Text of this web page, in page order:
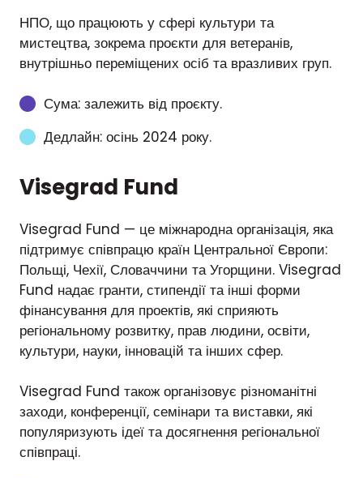
НПО, що працюють у сфері культури та
мистецтва, зокрема проєкти для ветеранів,
внутрішньо переміщених осіб та вразливих груп.
Сума: залежить від проєкту.
Дедлайн: осінь 2024 року.
Visegrad Fund
Visegrad Fund — це міжнародна організація, яка
підтримує співпрацю країн Центральної Європи:
Польщі, Чехії, Словаччини та Угорщини. Visegrad
Fund надає гранти, стипендії та інші форми
фінансування для проектів, які сприяють
регіональному розвитку, прав людини, освіти,
культури, науки, інновацій та інших сфер.
Visegrad Fund також організовує різноманітні
заходи, конференції, семінари та виставки, які
популяризують ідеї та досягнення регіональної
співпраці.